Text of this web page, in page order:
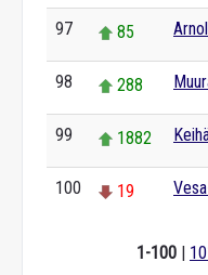
97 85
98 288
99 1882
100 19
1-100 |